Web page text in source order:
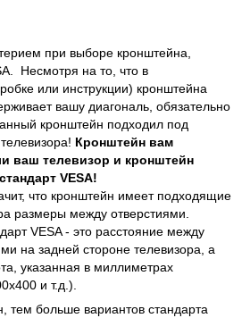
при выборе кронштейна,
Несмотря на то, что в
или инструкции) кронштейна
вашу диагональ, обязательно
кронштейн подходил под
Кронштейн вам
ваш телевизор и кронштейн
VESA!
что кронштейн имеет подходящие
размеры между отверстиями.
VESA - это расстояние между
на задней стороне телевизора, а
указанная в миллиметрах
и т.д.).
тем больше вариантов стандарта